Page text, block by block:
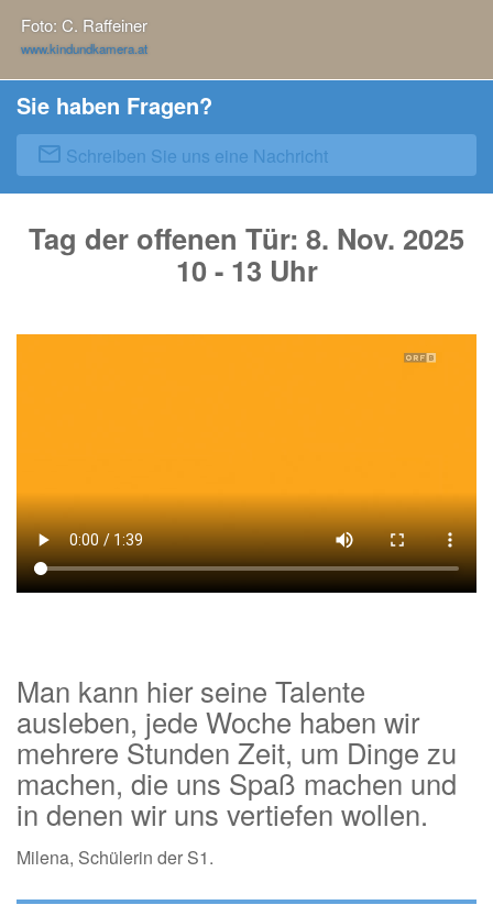
Foto: C. Raffeiner
www.kindundkamera.at
Sie haben Fragen?
mail_outline Schreiben Sie uns eine Nachricht
Tag der offenen Tür: 8. Nov. 2025
10 - 13 Uhr
Man kann hier seine Talente
ausleben, jede Woche haben wir
mehrere Stunden Zeit, um Dinge zu
machen, die uns Spaß machen und
in denen wir uns vertiefen wollen.
Milena, Schülerin der S1.